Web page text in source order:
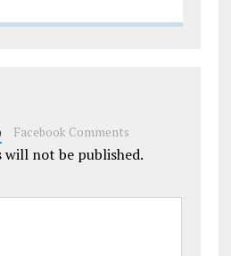
Facebook Comments
will not be published.